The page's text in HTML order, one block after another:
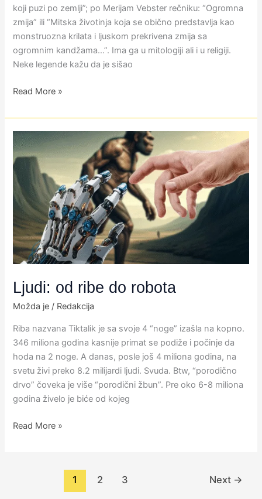
koji puzi po zemlji”; po Merijam Vebster rečniku: “Ogromna
zmija” ili “Mitska životinja koja se obično predstavlja kao
monstruozna krilata i ljuskom prekrivena zmija sa
ogromnim kandžama…”. Ima ga u mitologiji ali i u religiji.
Neke legende kažu da je sišao
Read More »
Ljudi: od ribe do robota
Možda je / Redakcija
Riba nazvana Tiktalik je sa svoje 4 “noge” izašla na kopno.
346 miliona godina kasnije primat se podiže i počinje da
hoda na 2 noge. A danas, posle još 4 miliona godina, na
svetu živi preko 8.2 milijardi ljudi. Svuda. Btw, “porodično
drvo” čoveka je više “porodični žbun”. Pre oko 6-8 miliona
godina živelo je biće od kojeg
Ljudi:
od
ribe
do
robota
Read More »
1 2 3 Next →